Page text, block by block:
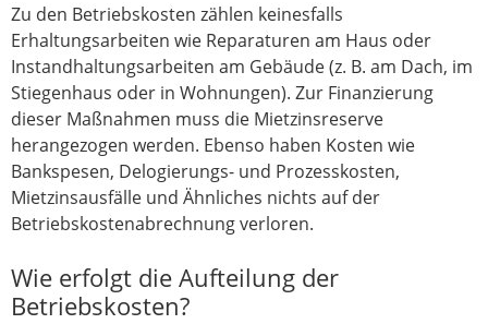
Zu den Betriebskosten zählen keinesfalls
Erhaltungsarbeiten wie Reparaturen am Haus oder
Instandhaltungsarbeiten am Gebäude (z. B. am Dach, im
Stiegenhaus oder in Wohnungen). Zur Finanzierung
dieser Maßnahmen muss die Mietzinsreserve
herangezogen werden. Ebenso haben Kosten wie
Bankspesen, Delogierungs- und Prozesskosten,
Mietzinsausfälle und Ähnliches nichts auf der
Betriebskostenabrechnung verloren.
Wie erfolgt die Aufteilung der
Betriebskosten?